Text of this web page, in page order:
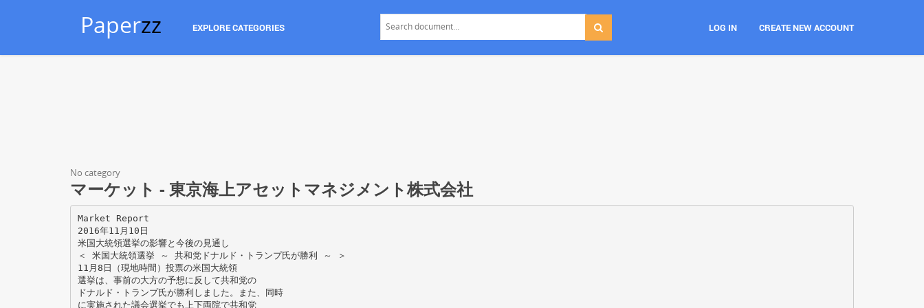
Paperzz EXPLORE CATEGORIES LOG IN CREATE NEW ACCOUNT
No category
マーケット - 東京海上アセットマネジメント株式会社
Market Report
2016年11月10日
米国大統領選挙の影響と今後の見通し
＜ 米国大統領選挙 ～ 共和党ドナルド・トランプ氏が勝利 ～ ＞
11月8日（現地時間）投票の米国大統領
選挙は、事前の大方の予想に反して共和党の
ドナルド・トランプ氏が勝利しました。また、同時
に実施された議会選挙でも上下両院で共和党